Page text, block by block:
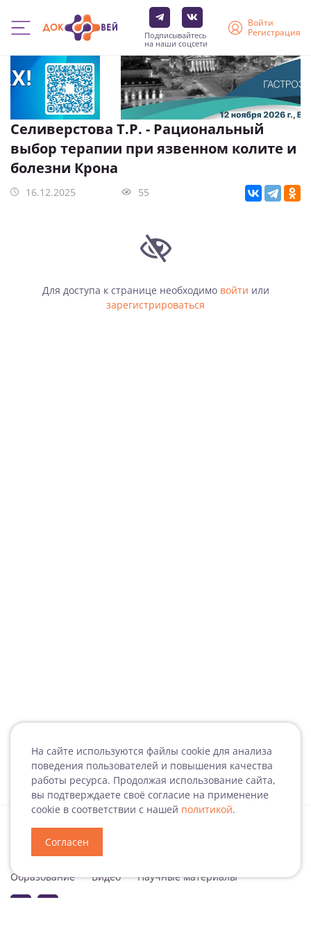
Перейти
основному
содержанию
Подписывайтесь
на наши соцсети
Войти
Регистрация
На сайте используются файлы cookie для анализа
поведения пользователей и повышения качества
работы ресурса. Продолжая использование сайта,
вы подтверждаете своё согласие на применение
cookie в соответствии с нашей политикой.
Согласен
Селиверстова Т.Р. - Рациональный
выбор терапии при язвенном колите и
болезни Крона
16.12.2025 55
Для доступа к странице необходимо войти или
зарегистрироваться
Образование
Видео Научные материалы